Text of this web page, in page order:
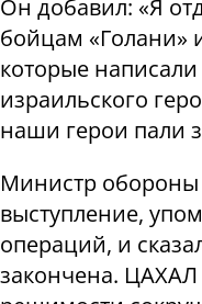
Он добавил: «Я
бойцам
которые
израильского
наши герои пали
Министр
выступление,
операций, и
закончена.